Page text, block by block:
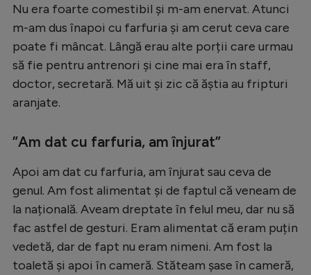
Nu era foarte comestibil și m-am enervat. Atunci
m-am dus înapoi cu farfuria și am cerut ceva care
poate fi mâncat. Lângă erau alte porții care urmau
să fie pentru antrenori și cine mai era în staff,
doctor, secretară. Mă uit și zic că ăștia au fripturi
aranjate.
”Am dat cu farfuria, am înjurat”
Apoi am dat cu farfuria, am înjurat sau ceva de
genul. Am fost alimentat și de faptul că veneam de
la națională. Aveam dreptate în felul meu, dar nu să
fac astfel de gesturi. Eram alimentat că eram puțin
vedetă, dar de fapt nu eram nimeni. Am fost la
toaletă și apoi în cameră. Stăteam șase în cameră,